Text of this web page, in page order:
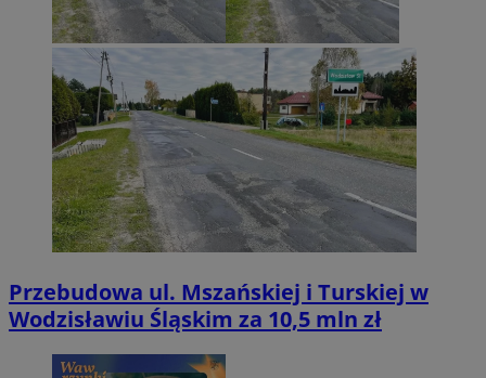
Przebudowa ul. Mszańskiej i Turskiej w
Wodzisławiu Śląskim za 10,5 mln zł